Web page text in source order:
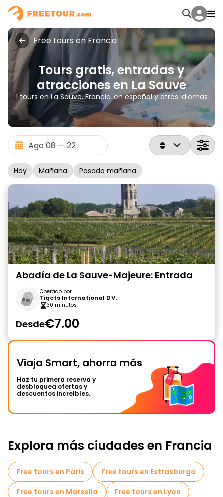
Free tours en Francia
Tours gratis, entradas y
atracciones en La Sauve
1 tours en La Sauve, Francia, en español y otros idiomas
Hoy Mañana Pasado mañana
Abadía de La Sauve-Majeure: Entrada
Operado por
Tiqets International B.V.
30 minutos
Desde€7.00
Viaja Smart, ahorra más
Haz tu primera reserva y
desbloquea ofertas y
descuentos increíbles.
Explora más ciudades en Francia
Free tours en París
Free tours en Estrasburgo
Free tours en Marsella
Free tours en Lyon